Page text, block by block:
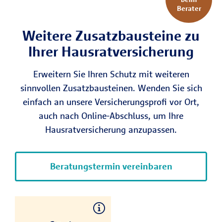
Berater
Weitere Zusatz­bau­steine zu
Ihrer Haus­rat­versi­cherung
Erweitern Sie Ihren Schutz mit weiteren
sinnvollen Zusatzbausteinen. Wenden Sie sich
einfach an unsere Versicherungsprofi vor Ort,
auch nach Online-Abschluss, um Ihre
Hausratversicherung anzupassen.
Beratungstermin vereinbaren